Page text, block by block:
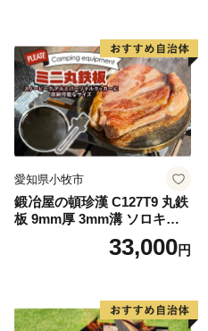
愛知県小牧市
鍛冶屋の頓珍漢 C127T9 丸鉄
板 9mm厚 3mm溝 ソロキャ
ンプ用 専用ハンドル付き ス
ノーピーク アルミパーソナ
33,000円